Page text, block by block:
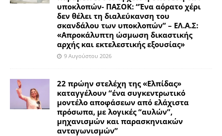
υποκλοπών- ΠΑΣΟΚ: “Ένα αόρατο χέρι
δεν θέλει τη διαλεύκανση του
σκανδάλου των υποκλοπών” – ΕΛ.Α.Σ:
«Απροκάλυπτη ώσμωση δικαστικής
αρχής και εκτελεστικής εξουσίας»
9 Αυγούστου 2026
22 πρώην στελέχη της «Ελπίδας»
καταγγέλουν “ένα συγκεντρωτικό
μοντέλο αποφάσεων από ελάχιστα
πρόσωπα, με λογικές “αυλών”,
μηχανισμών και παρασκηνιακών
ανταγωνισμών”